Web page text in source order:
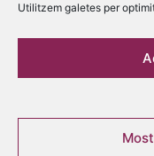
Utilitzem galetes per